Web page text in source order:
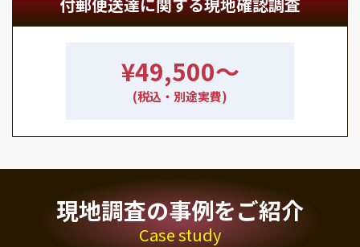
¥49,500〜
(税込・別途実費)
現地調査の事例をご紹介
Case study